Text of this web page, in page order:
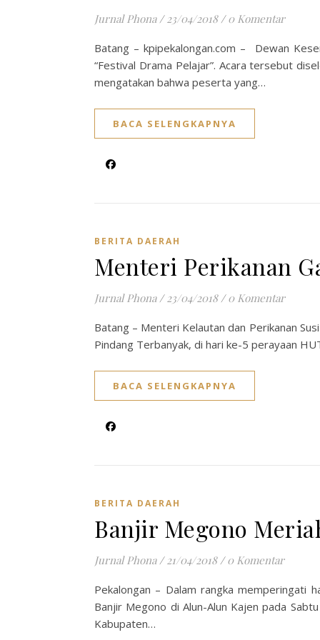
Jurnal Phona / 23/04/2018 / 0 Komentar
Batang – kpipekalongan.com – Dewan
“Festival Drama Pelajar”. Acara tersebut
mengatakan bahwa peserta yang…
BACA SELENGKAPNYA
BERITA DAERAH
Menteri Perikanan
Jurnal Phona / 23/04/2018 / 0 Komentar
Batang – Menteri Kelautan dan Perikanan
Pindang Terbanyak, di hari ke-5 perayaan
BACA SELENGKAPNYA
BERITA DAERAH
Banjir Megono
Jurnal Phona / 21/04/2018 / 0 Komentar
Pekalongan – Dalam rangka memperingati
Banjir Megono di Alun-Alun Kajen pada
Kabupaten…